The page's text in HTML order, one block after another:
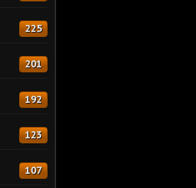
225
201
192
123
107